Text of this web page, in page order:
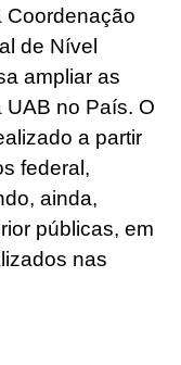
Coordenação
de Nível
ampliar as
no País. O
a partir
federal,
ainda,
públicas, em
nas